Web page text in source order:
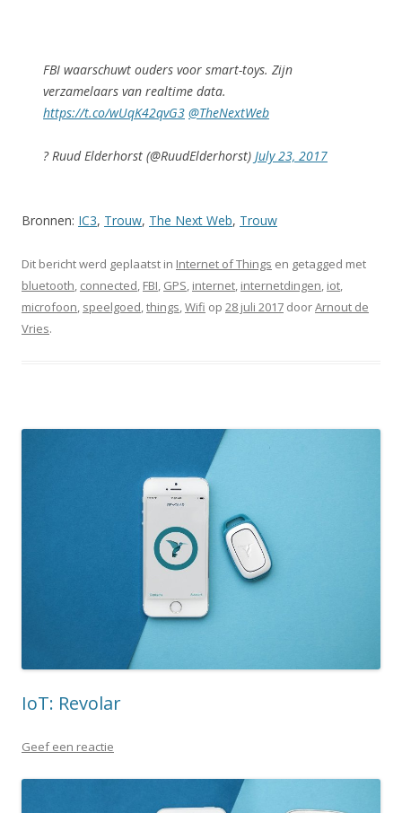
FBI waarschuwt ouders voor smart-toys. Zijn
verzamelaars van realtime data.
https://t.co/wUqK42qvG3 @TheNextWeb
? Ruud Elderhorst (@RuudElderhorst) July 23, 2017
Bronnen: IC3, Trouw, The Next Web, Trouw
Dit bericht werd geplaatst in Internet of Things en getagged met
bluetooth, connected, FBI, GPS, internet, internetdingen, iot,
microfoon, speelgoed,things,Wifi op 28 juli 2017 doorArnout de
Vries.
IoT: Revolar
Geef een reactie